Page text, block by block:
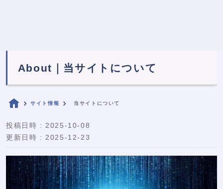
About｜当サイトについて
サイト情報 当サイトについて
投稿日時 : 2025-10-08
更新日時 : 2025-12-23